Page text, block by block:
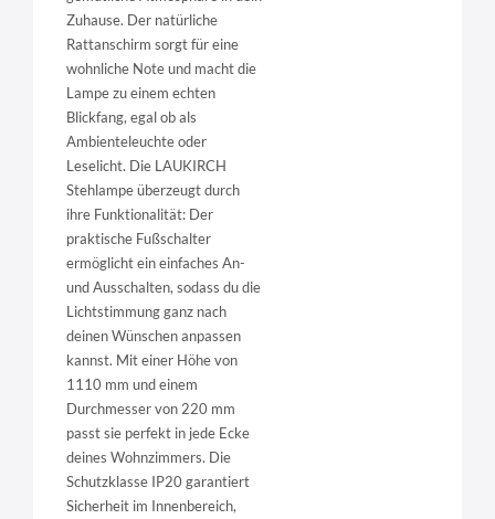
Zuhause. Der natürliche
Rattanschirm sorgt für eine
wohnliche Note und macht die
Lampe zu einem echten
Blickfang, egal ob als
Ambienteleuchte oder
Leselicht. Die LAUKIRCH
Stehlampe überzeugt durch
ihre Funktionalität: Der
praktische Fußschalter
ermöglicht ein einfaches An-
und Ausschalten, sodass du die
Lichtstimmung ganz nach
deinen Wünschen anpassen
kannst. Mit einer Höhe von
1110 mm und einem
Durchmesser von 220 mm
passt sie perfekt in jede Ecke
deines Wohnzimmers. Die
Schutzklasse IP20 garantiert
Sicherheit im Innenbereich,